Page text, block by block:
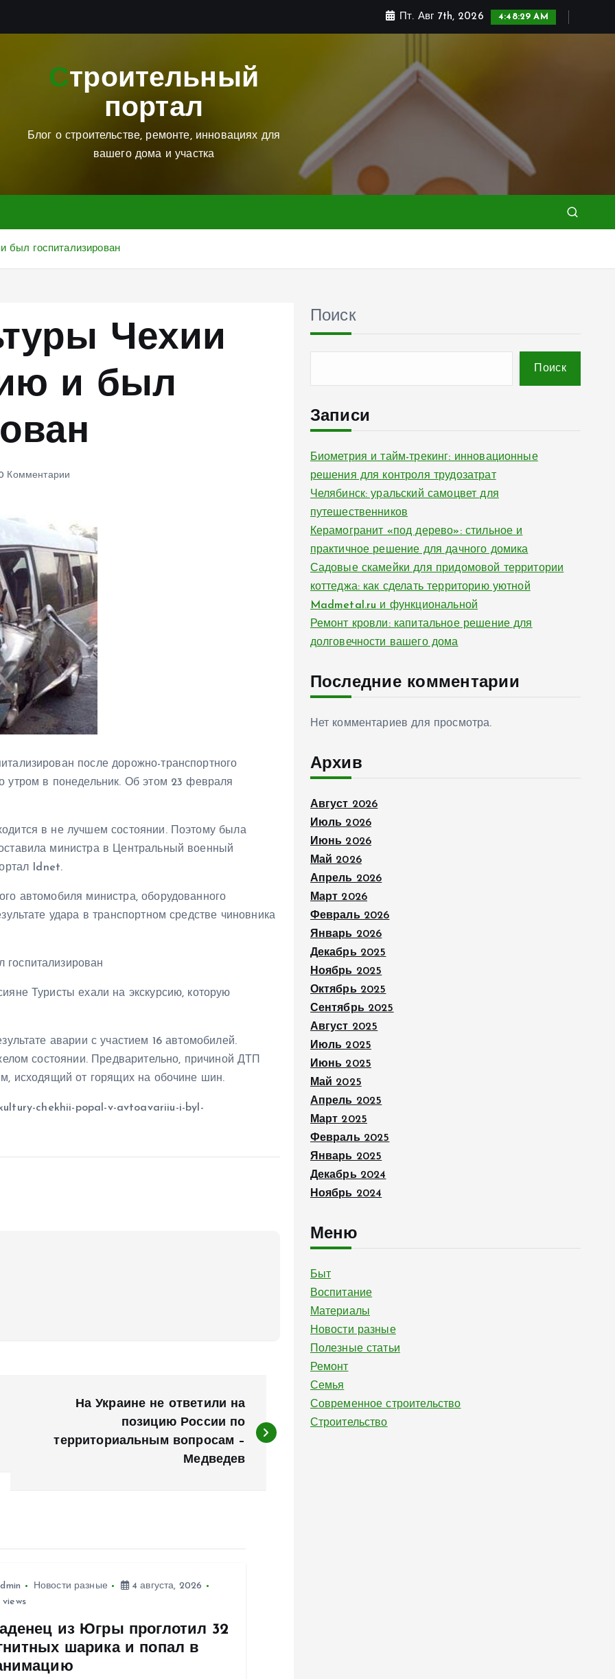
Пт. Авг 7th, 2026 4:48:31 AM
Строительный
портал
Блог о строительстве, ремонте, инновациях для
вашего дома и участка
был госпитализирован
Чехии
и был
Комментарии
после дорожно-транспортного
в понедельник. Об этом 23 февраля
в не лучшем состоянии. Поэтому была
министра в Центральный военный
Idnet.
автомобиля министра, оборудованного
удара в транспортном средстве чиновника
Туристы ехали на экскурсию, которую
аварии с участием 16 автомобилей.
состоянии. Предварительно, причиной ДТП
исходящий от горящих на обочине шин.
chekhii-popal-v-avtoavariiu-i-byl-
На Украине не ответили на
позицию России по
территориальным вопросам –
Медведев
Новости разные
4 августа, 2026
views
из Югры проглотил 32
шарика и попал в
Поиск
Поиск
Записи
Биометрия и тайм-трекинг: инновационные
решения для контроля трудозатрат
Челябинск: уральский самоцвет для
путешественников
Керамогранит «под дерево»: стильное и
практичное решение для дачного домика
Садовые скамейки для придомовой территории
коттеджа: как сделать территорию уютной
Madmetal.ru и функциональной
Ремонт кровли: капитальное решение для
долговечности вашего дома
Последние комментарии
Нет комментариев для просмотра.
Архив
Август 2026
Июль 2026
Июнь 2026
Май 2026
Апрель 2026
Март 2026
Февраль 2026
Январь 2026
Декабрь 2025
Ноябрь 2025
Октябрь 2025
Сентябрь 2025
Август 2025
Июль 2025
Июнь 2025
Май 2025
Апрель 2025
Март 2025
Февраль 2025
Январь 2025
Декабрь 2024
Ноябрь 2024
Меню
Быт
Воспитание
Материалы
Новости разные
Полезные статьи
Ремонт
Семья
Современное строительство
Строительство